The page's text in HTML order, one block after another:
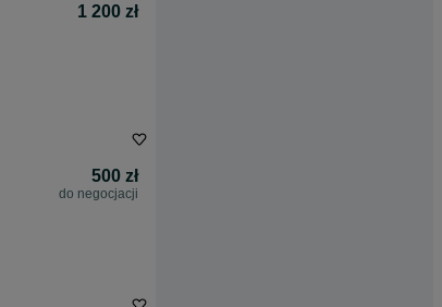
1 200 zł
500 zł
do negocjacji